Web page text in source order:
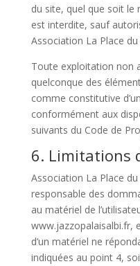
du site, quel que soit le
est interdite, sauf
Association La Place du
Toute exploitation non
quelconque des
comme constitutive
conformément aux
suivants du Code de
6. Limitations
Association La Place
responsable des
au matériel de
www.jazzopalaisalbi.fr,
d’un matériel ne
indiquées au point 4,